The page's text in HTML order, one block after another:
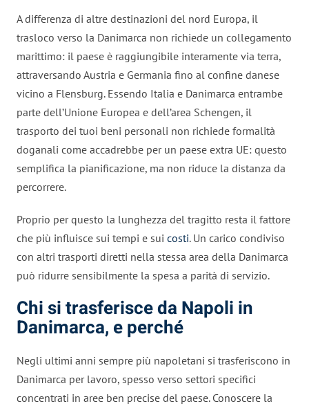
A differenza di altre destinazioni del nord Europa, il
trasloco verso la Danimarca non richiede un collegamento
marittimo: il paese è raggiungibile interamente via terra,
attraversando Austria e Germania fino al confine danese
vicino a Flensburg. Essendo Italia e Danimarca entrambe
parte dell’Unione Europea e dell’area Schengen, il
trasporto dei tuoi beni personali non richiede formalità
doganali come accadrebbe per un paese extra UE: questo
semplifica la pianificazione, ma non riduce la distanza da
percorrere.
Proprio per questo la lunghezza del tragitto resta il fattore
che più influisce sui tempi e sui costi. Un carico condiviso
con altri trasporti diretti nella stessa area della Danimarca
può ridurre sensibilmente la spesa a parità di servizio.
Chi si trasferisce da Napoli in
Danimarca, e perché
Negli ultimi anni sempre più napoletani si trasferiscono in
Danimarca per lavoro, spesso verso settori specifici
concentrati in aree ben precise del paese. Conoscere la